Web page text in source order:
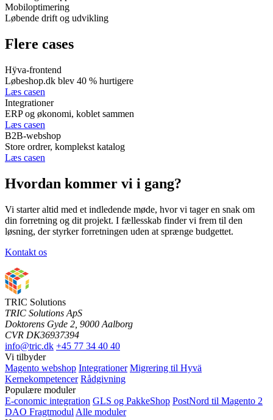
Mobiloptimering
Løbende drift og udvikling
Flere cases
Hÿva-frontend
Løbeshop.dk blev 40 % hurtigere
Læs casen
Integrationer
ERP og økonomi, koblet sammen
Læs casen
B2B-webshop
Store ordrer, komplekst katalog
Læs casen
Hvordan kommer vi i gang?
Vi starter altid med et indledende møde, hvor vi tager en snak om
din forretning og dit projekt. I fællesskab finder vi frem til den
løsning, der styrker forretningen uden at sprænge budgettet.
Kontakt os
TRIC Solutions
TRIC Solutions ApS
Doktorens Gyde 2, 9000 Aalborg
CVR DK36937394
info@tric.dk +45 77 34 40 40
Vi tilbyder
Magento webshop Integrationer Migrering til Hyvä
Kernekompetencer Rådgivning
Populære moduler
E-conomic integration GLS og PakkeShop PostNord til Magento 2
DAO Fragtmodul Alle moduler